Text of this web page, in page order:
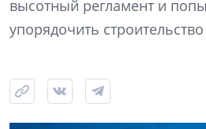
высотный регламент и
упорядочить